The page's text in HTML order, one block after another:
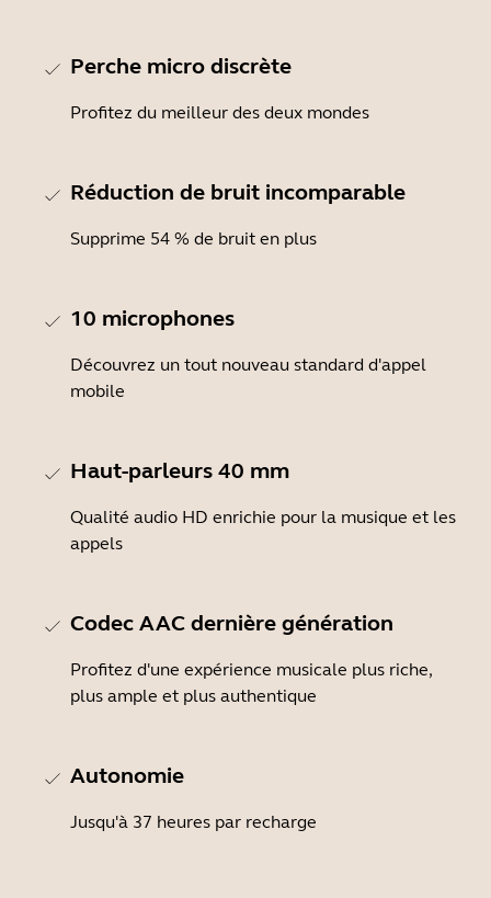
Perche micro discrète
Profitez du meilleur des deux mondes
Réduction de bruit incomparable
Supprime 54 % de bruit en plus
10 microphones
Découvrez un tout nouveau standard d'appel
mobile
Haut-parleurs 40 mm
Qualité audio HD enrichie pour la musique et les
appels
Codec AAC dernière génération
Profitez d'une expérience musicale plus riche,
plus ample et plus authentique
Autonomie
Jusqu'à 37 heures par recharge